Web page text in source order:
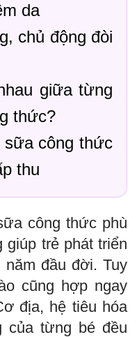
da
chủ động đòi
giữa từng
thức?
sữa công thức
thu
công thức phù
giúp trẻ phát triển
năm đầu đời. Tuy
cũng hợp ngay
địa, hệ tiêu hóa
của từng bé đều